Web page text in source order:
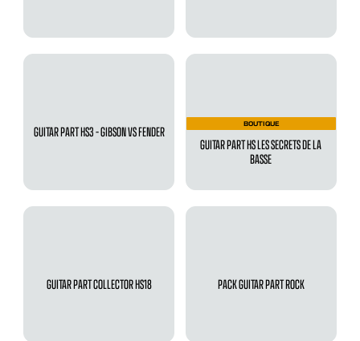
GUITAR PART HS3 – GIBSON VS FENDER BOUTIQUE
GUITAR PART HS LES SECRETS DE LA
BASSE
GUITAR PART COLLECTOR HS18 PACK GUITAR PART ROCK